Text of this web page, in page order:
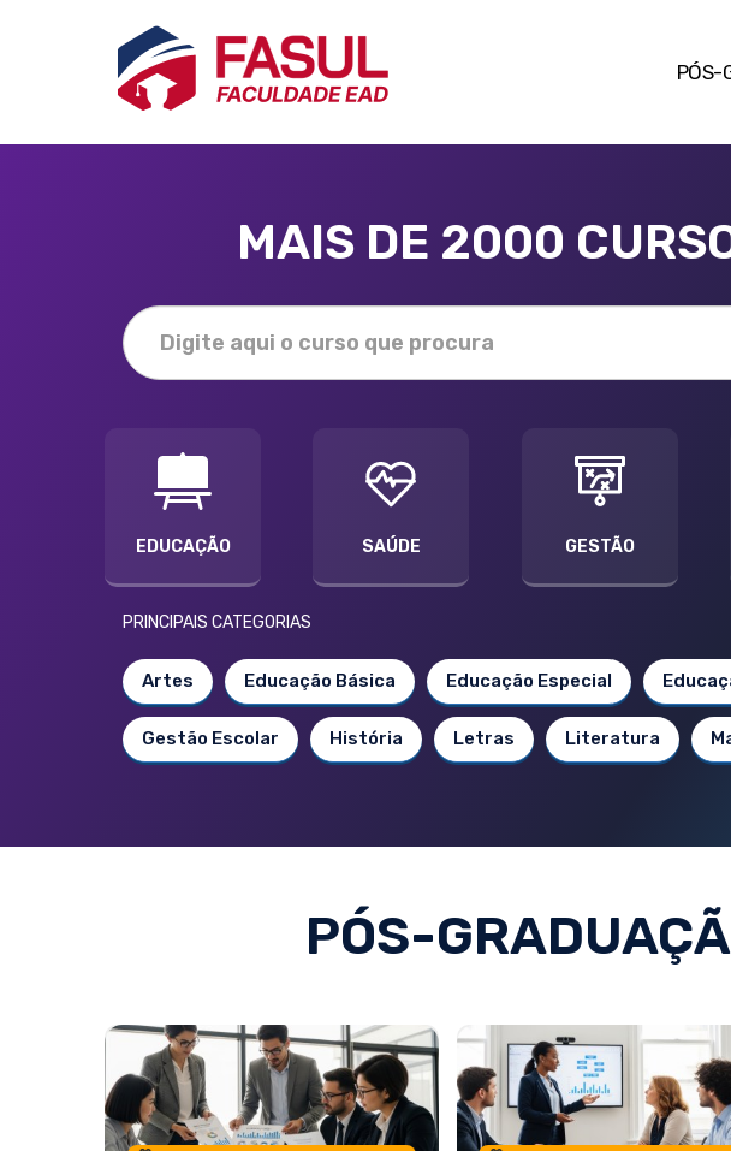
PÓS-
MAIS DE 2000
EDUCAÇÃO SAÚDE GESTÃO
PRINCIPAIS CATEGORIAS
Artes Educação Básica Educação Especial
Gestão Escolar História Letras Literatura
PÓS-